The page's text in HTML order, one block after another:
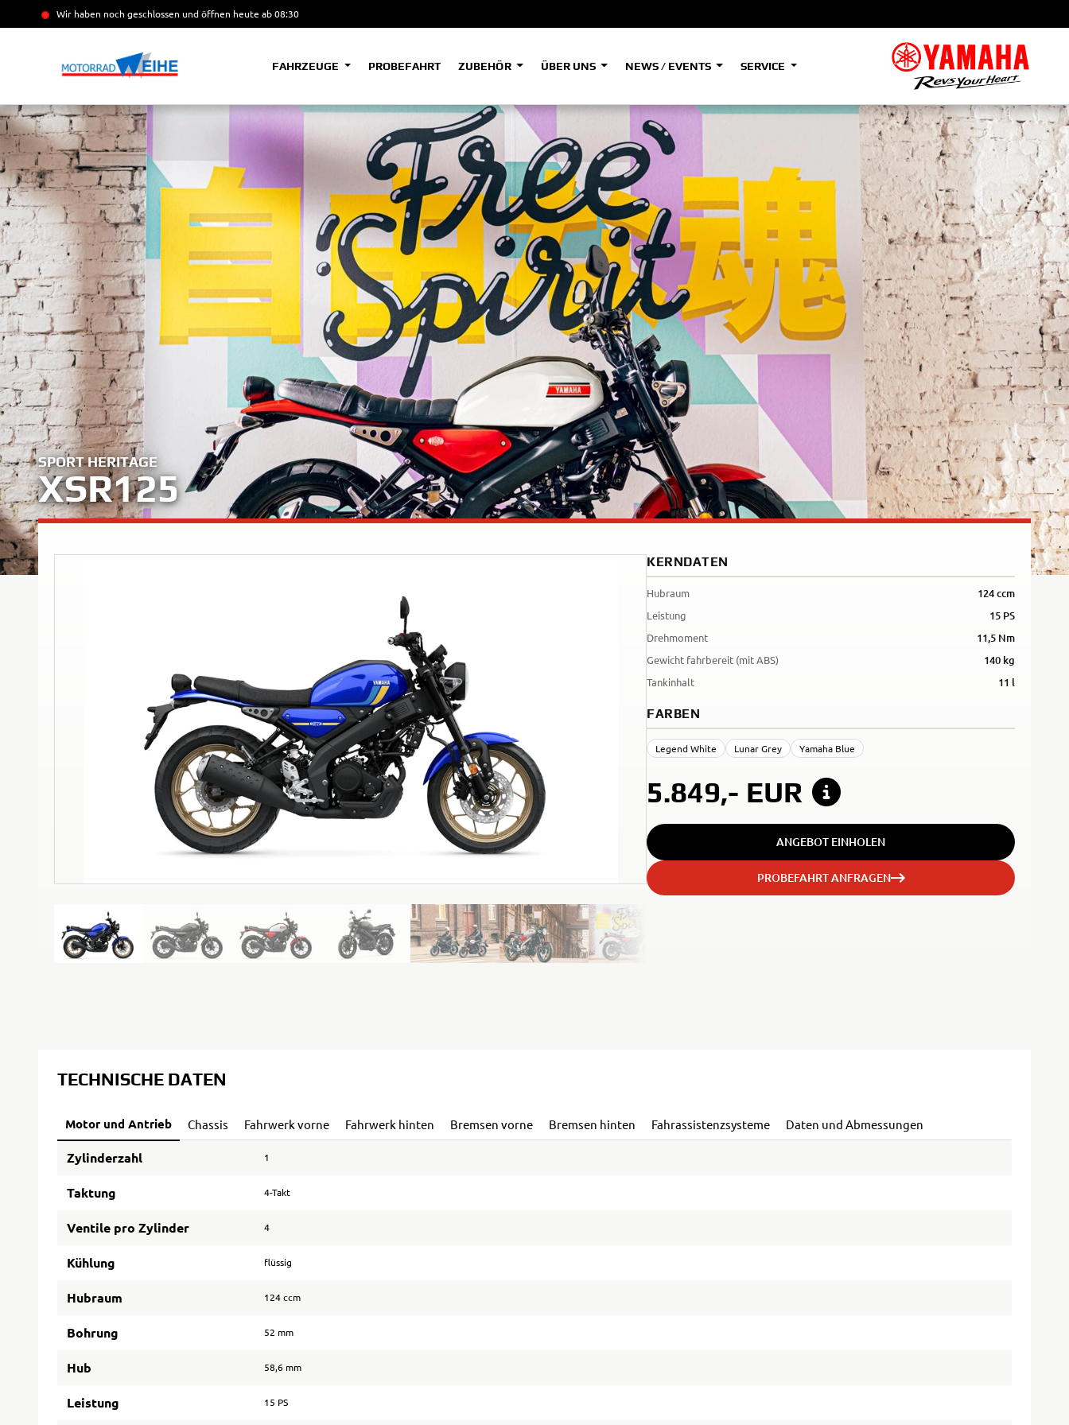
Wir haben noch geschlossen und öffnen heute ab 08:30
FAHRZEUGE
HYPER NAKED
SPORT HERITAGE
SPORT TOURING
SUPERSPORT
Tenere
700
(Low)
(Low)
35kW
A2
Tenere
700
35kW
Tenere
Rally
Tenere
700
35kW
A
Tenere
700
World
Raid
WR125R
PROBEFAHRT ZUBEHÖR ÜBER UNS NEWS / EVENTS SERVICE
SPORT HERITAGE
XSR125
KERNDATEN
Hubraum 124 ccm
Leistung 15 PS
Drehmoment 11,5 Nm
Gewicht fahrbereit (mit ABS) 140 kg
Tankinhalt 11 l
FARBEN
Legend White Lunar Grey Yamaha Blue
5.849,- EUR
ANGEBOT EINHOLEN
PROBEFAHRT ANFRAGEN
TECHNISCHE DATEN
Motor und Antrieb Chassis Fahrwerk vorne Fahrwerk hinten Bremsen vorne Bremsen hinten Fahrassistenzsysteme Daten und Abmessungen
Zylinderzahl 1
Taktung 4-Takt
Ventile pro Zylinder 4
Kühlung flüssig
Hubraum 124 ccm
Bohrung 52 mm
Hub 58,6 mm
Leistung 15 PS